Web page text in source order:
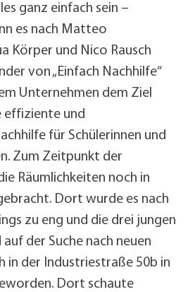
ganz einfach sein –
es nach Matteo
Körper und Nico Rausch
von „Einfach Nachhilfe“
Unternehmen dem Ziel
effiziente und
für Schülerinnen und
Zum Zeitpunkt der
Räumlichkeiten noch in
Dort wurde es nach
zu eng und die drei jungen
der Suche nach neuen
in der Industriestraße 50b in
Dort schaute